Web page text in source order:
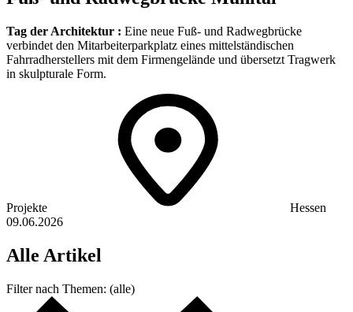
Tag der Architektur : Eine neue Fuß- und Radwegbrücke
verbindet den Mitarbeiterparkplatz eines mittelständischen
Fahrradherstellers mit dem Firmengelände und übersetzt Tragwerk
in skulpturale Form.
Projekte
Hessen
09.06.2026
Alle Artikel
Filter nach Themen: (alle)